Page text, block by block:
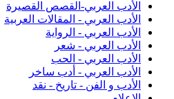
الأدب العربي-القصص القصيرة
الأدب العربي - المقالات العربية
الأدب العربي - الرواية
الأدب العربي - شعر
الأدب العربي - الحب
الأدب العربي - أدب ساخر
الأدب و الفن - تاريخ - نقد